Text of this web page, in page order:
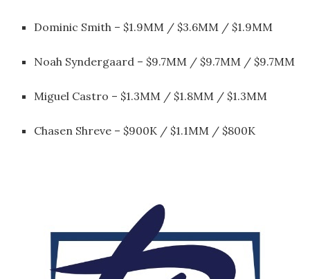
Dominic Smith – $1.9MM / $3.6MM / $1.9MM
Noah Syndergaard – $9.7MM / $9.7MM / $9.7MM
Miguel Castro – $1.3MM / $1.8MM / $1.3MM
Chasen Shreve – $900K / $1.1MM / $800K